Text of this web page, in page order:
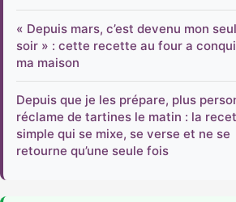
« Depuis mars, c’est devenu mon
soir » : cette recette au four a
ma maison
Depuis que je les prépare, plus
réclame de tartines le matin : la
simple qui se mixe, se verse et ne se
retourne qu’une seule fois